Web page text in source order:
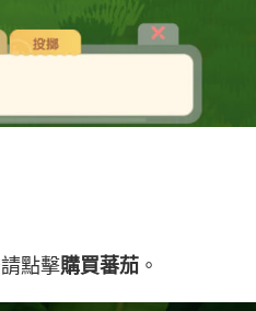
點擊購買蕃茄 。